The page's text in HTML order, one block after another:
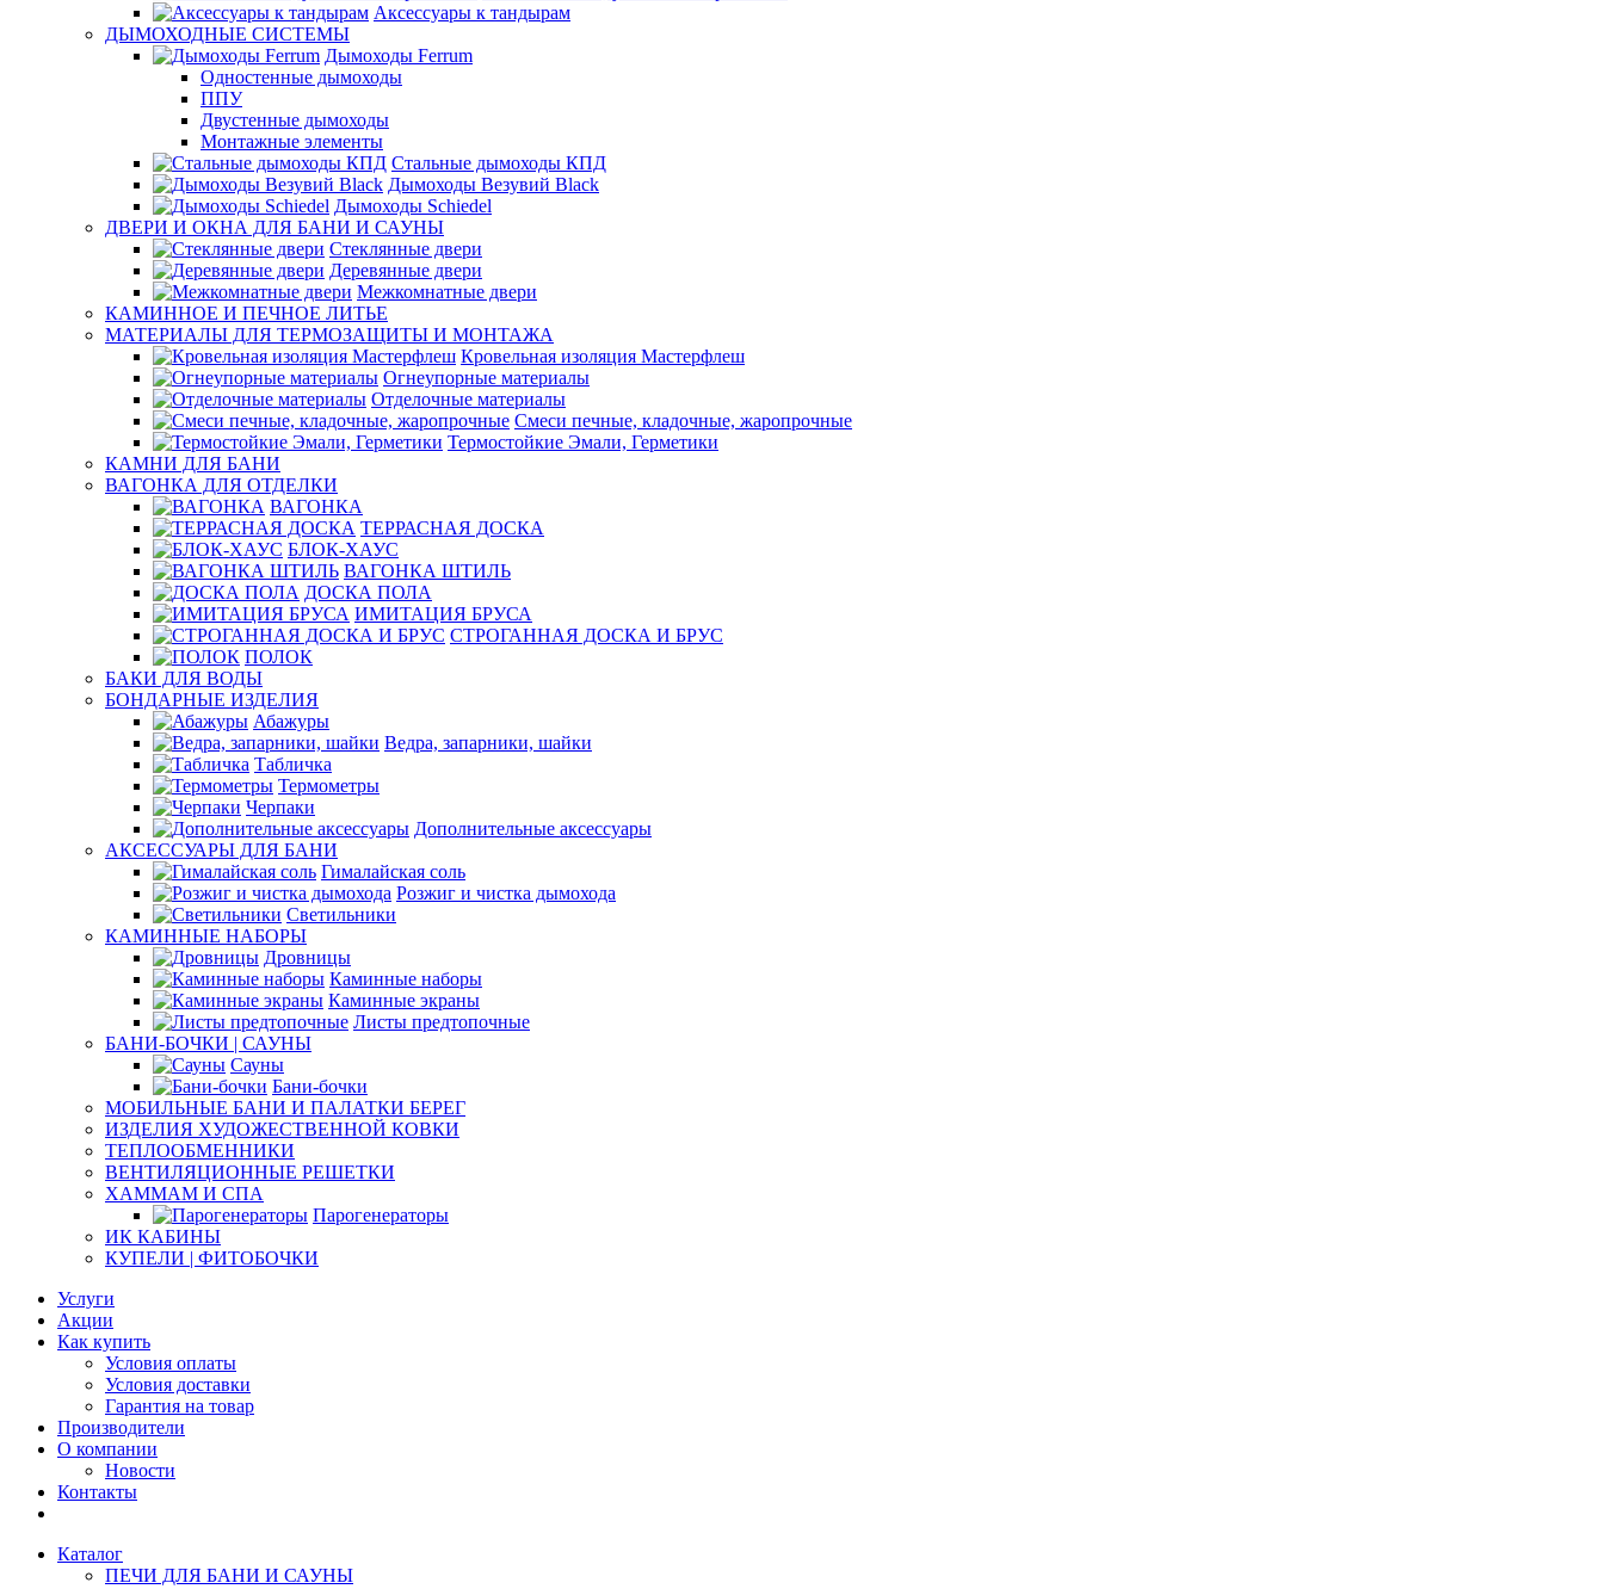
Аксессуары к тандырам
ДЫМОХОДНЫЕ СИСТЕМЫ
Дымоходы Ferrum
Одностенные дымоходы
ППУ
Двустенные дымоходы
Монтажные элементы
Стальные дымоходы КПД
Дымоходы Везувий Black
Дымоходы Schiedel
ДВЕРИ И ОКНА ДЛЯ БАНИ И САУНЫ
Стеклянные двери
Деревянные двери
Межкомнатные двери
КАМИННОЕ И ПЕЧНОЕ ЛИТЬЕ
МАТЕРИАЛЫ ДЛЯ ТЕРМОЗАЩИТЫ И МОНТАЖА
Кровельная изоляция Мастерфлеш
Огнеупорные материалы
Отделочные материалы
Смеси печные, кладочные, жаропрочные
Термостойкие Эмали, Герметики
КАМНИ ДЛЯ БАНИ
ВАГОНКА ДЛЯ ОТДЕЛКИ
ВАГОНКА
ТЕРРАСНАЯ ДОСКА
БЛОК-ХАУС
ВАГОНКА ШТИЛЬ
ДОСКА ПОЛА
ИМИТАЦИЯ БРУСА
СТРОГАННАЯ ДОСКА И БРУС
ПОЛОК
БАКИ ДЛЯ ВОДЫ
БОНДАРНЫЕ ИЗДЕЛИЯ
Абажуры
Ведра, запарники, шайки
Табличка
Термометры
Черпаки
Дополнительные аксессуары
АКСЕССУАРЫ ДЛЯ БАНИ
Гималайская соль
Розжиг и чистка дымохода
Светильники
КАМИННЫЕ НАБОРЫ
Дровницы
Каминные наборы
Каминные экраны
Листы предтопочные
БАНИ-БОЧКИ | САУНЫ
Сауны
Бани-бочки
МОБИЛЬНЫЕ БАНИ И ПАЛАТКИ БЕРЕГ
ИЗДЕЛИЯ ХУДОЖЕСТВЕННОЙ КОВКИ
ТЕПЛООБМЕННИКИ
ВЕНТИЛЯЦИОННЫЕ РЕШЕТКИ
ХАММАМ И СПА
Парогенераторы
ИК КАБИНЫ
КУПЕЛИ | ФИТОБОЧКИ
Услуги
Акции
Как купить
Условия оплаты
Условия доставки
Гарантия на товар
Производители
О компании
Новости
Контакты
Каталог
ПЕЧИ ДЛЯ БАНИ И САУНЫ